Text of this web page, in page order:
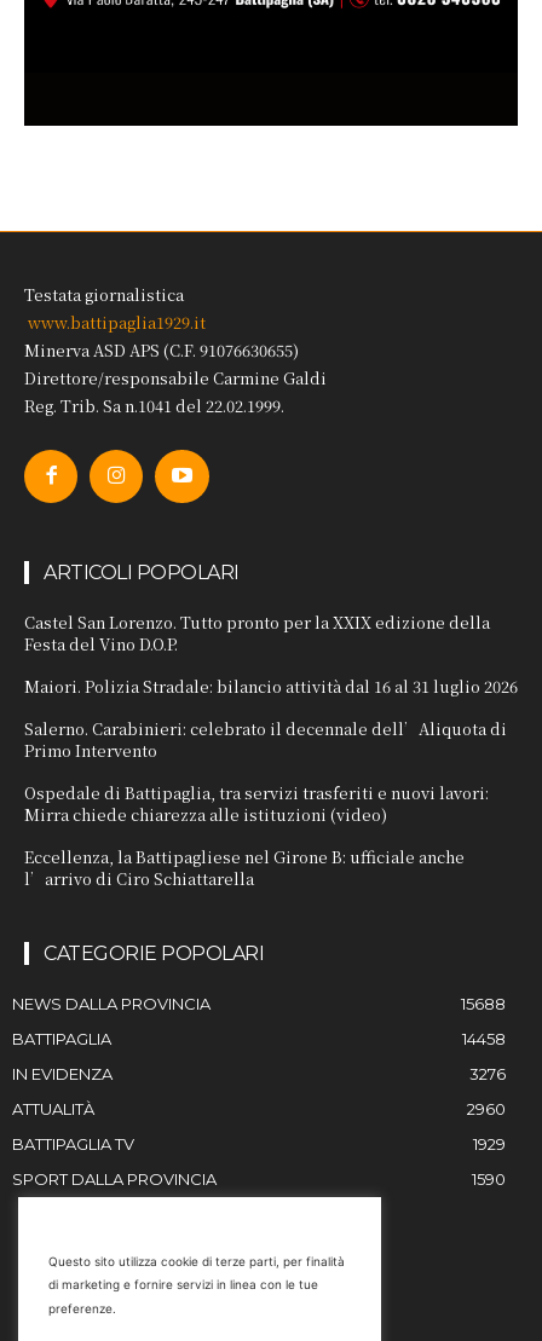
Testata giornalistica
www.battipaglia1929.it
Minerva ASD APS (C.F. 91076630655)
Direttore/responsabile Carmine Galdi
Reg. Trib. Sa n.1041 del 22.02.1999.
ARTICOLI POPOLARI
Castel San Lorenzo. Tutto pronto per la XXIX edizione della
Festa del Vino D.O.P.
Maiori. Polizia Stradale: bilancio attività dal 16 al 31 luglio 2026
Salerno. Carabinieri: celebrato il decennale dell’Aliquota di
Primo Intervento
Ospedale di Battipaglia, tra servizi trasferiti e nuovi lavori:
Mirra chiede chiarezza alle istituzioni (video)
Eccellenza, la Battipagliese nel Girone B: ufficiale anche
l’arrivo di Ciro Schiattarella
CATEGORIE POPOLARI
NEWS DALLA PROVINCIA
15688
BATTIPAGLIA
14458
IN EVIDENZA
3276
ATTUALITÀ
2960
BATTIPAGLIA TV
1929
SPORT DALLA PROVINCIA
1590
Email
Questo sito utilizza cookie di terze parti, per finalità
di marketing e fornire servizi in linea con le tue
preferenze.